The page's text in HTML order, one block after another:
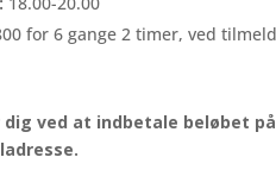
for 6 gange 2 timer, ved
ved at indbetale beløbet på